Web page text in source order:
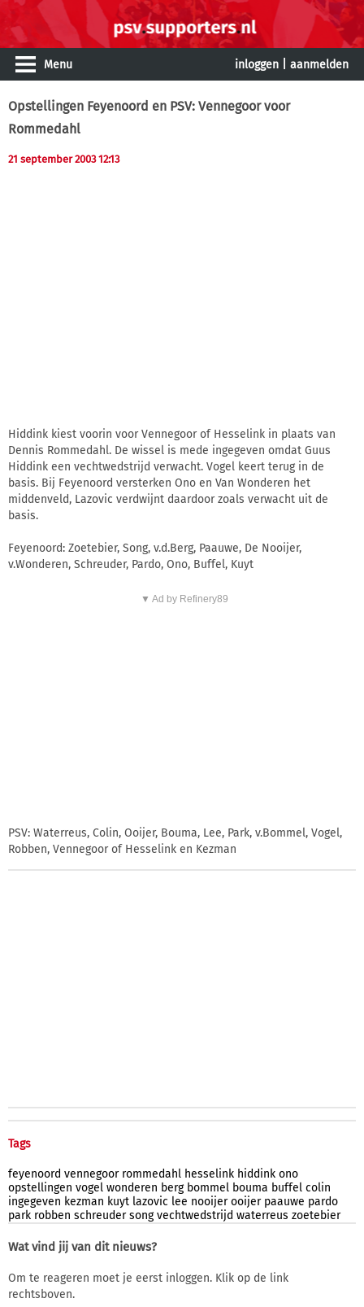
Menu inloggen aanmelden
Opstellingen Feyenoord en PSV: Vennegoor voor
Rommedahl
21 september 2003 12:13
Hiddink kiest voorin voor Vennegoor of Hesselink in plaats van
Dennis Rommedahl. De wissel is mede ingegeven omdat Guus
Hiddink een vechtwedstrijd verwacht. Vogel keert terug in de
basis. Bij Feyenoord versterken Ono en Van Wonderen het
middenveld, Lazovic verdwijnt daardoor zoals verwacht uit de
basis.
Feyenoord: Zoetebier, Song, v.d.Berg, Paauwe, De Nooijer,
v.Wonderen, Schreuder, Pardo, Ono, Buffel, Kuyt
▼ Ad by Refinery89
PSV: Waterreus, Colin, Ooijer, Bouma, Lee, Park, v.Bommel, Vogel,
Robben, Vennegoor of Hesselink en Kezman
Tags
feyenoord vennegoor rommedahl hesselink hiddink ono
opstellingen vogel wonderen berg bommel bouma buffel colin
ingegeven kezman kuyt lazovic lee nooijer ooijer paauwe pardo
park robben schreuder song vechtwedstrijd waterreus zoetebier
Wat vind jij van dit nieuws?
Om te reageren moet je eerst inloggen. Klik op de link
rechtsboven.